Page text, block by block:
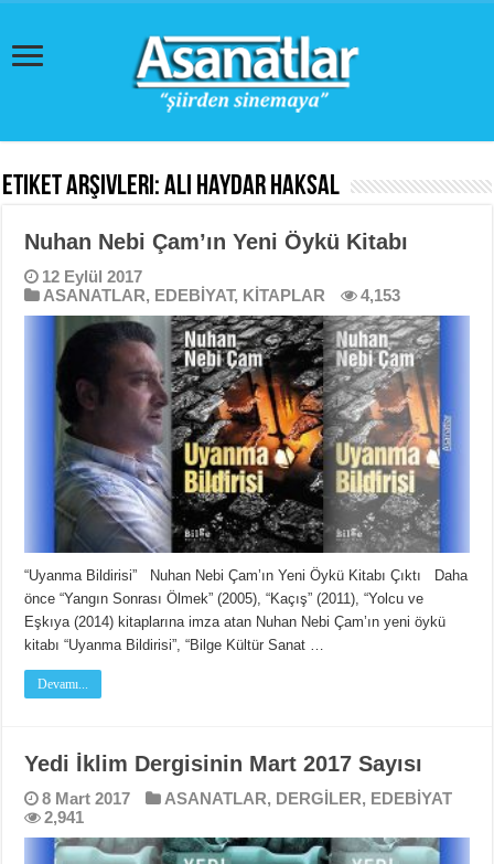
Etiket Arşivleri:Ali Haydar Haksal
Nuhan Nebi Çam’ın Yeni Öykü Kitabı
12 Eylül 2017
ASANATLAR, EDEBİYAT, KİTAPLAR 4,153
“Uyanma Bildirisi” Nuhan Nebi Çam’ın Yeni Öykü Kitabı Çıktı Daha
önce “Yangın Sonrası Ölmek” (2005), “Kaçış” (2011), “Yolcu ve
Eşkıya (2014) kitaplarına imza atan Nuhan Nebi Çam’ın yeni öykü
kitabı “Uyanma Bildirisi”, “Bilge Kültür Sanat …
Devamı...
Yedi İklim Dergisinin Mart 2017 Sayısı
8 Mart 2017 ASANATLAR, DERGİLER, EDEBİYAT
2,941